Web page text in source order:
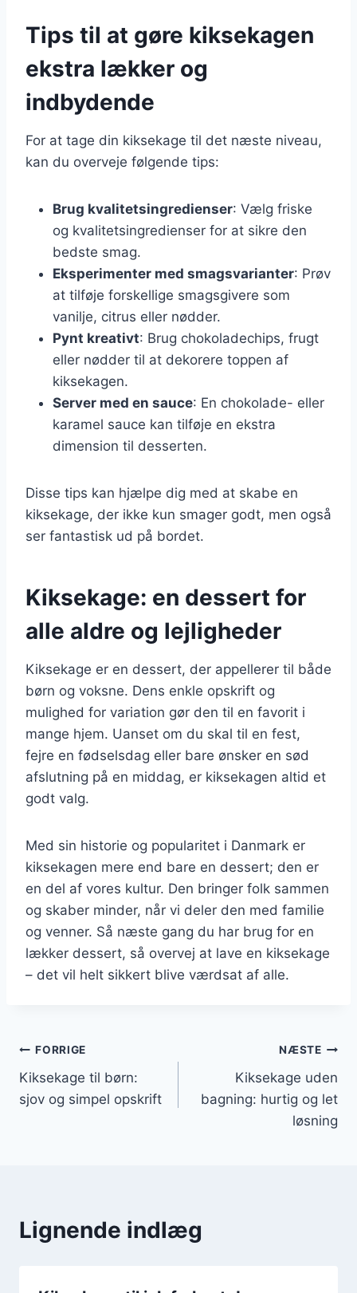
Tips til at gøre kiksekagen
ekstra lækker og
indbydende
For at tage din kiksekage til det næste niveau,
kan du overveje følgende tips:
Brug kvalitetsingredienser: Vælg friske
og kvalitetsingredienser for at sikre den
bedste smag.
Eksperimenter med smagsvarianter: Prøv
at tilføje forskellige smagsgivere som
vanilje, citrus eller nødder.
Pynt kreativt: Brug chokoladechips, frugt
eller nødder til at dekorere toppen af
kiksekagen.
Server med en sauce: En chokolade- eller
karamel sauce kan tilføje en ekstra
dimension til desserten.
Disse tips kan hjælpe dig med at skabe en
kiksekage, der ikke kun smager godt, men også
ser fantastisk ud på bordet.
Kiksekage: en dessert for
alle aldre og lejligheder
Kiksekage er en dessert, der appellerer til både
børn og voksne. Dens enkle opskrift og
mulighed for variation gør den til en favorit i
mange hjem. Uanset om du skal til en fest,
fejre en fødselsdag eller bare ønsker en sød
afslutning på en middag, er kiksekagen altid et
godt valg.
Med sin historie og popularitet i Danmark er
kiksekagen mere end bare en dessert; den er
en del af vores kultur. Den bringer folk sammen
og skaber minder, når vi deler den med familie
og venner. Så næste gang du har brug for en
lækker dessert, så overvej at lave en kiksekage
– det vil helt sikkert blive værdsat af alle.
Indlægsnavigation
FORRIGE
Kiksekage til børn:
sjov og simpel opskrift
NÆSTE
Kiksekage uden
bagning: hurtig og let
løsning
Lignende indlæg